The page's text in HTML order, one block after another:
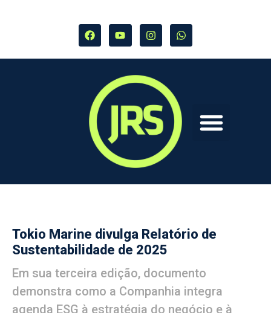
Tokio Marine divulga Relatório de
Sustentabilidade de 2025
Em sua terceira edição, documento
demonstra como a Companhia integra
agenda ESG à estratégia do negócio e à